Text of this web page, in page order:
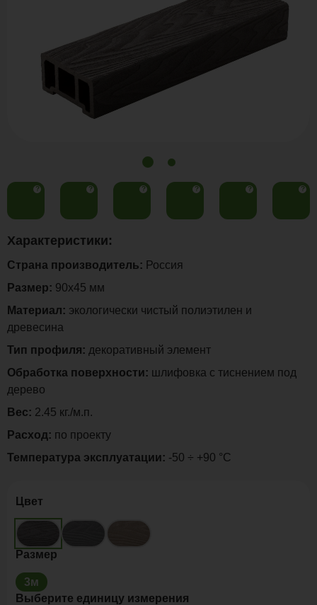
? ? ? ? ? ?
Цвет
Размер
3м
Выберите единицу измерения
Характеристики:
Страна производитель: Россия
Размер: 90х45 мм
Материал: экологически чистый полиэтилен и
древесина
Тип профиля: декоративный элемент
Обработка поверхности: шлифовка с тиснением под
дерево
Вес: 2.45 кг./м.п.
Расход: по проекту
Температура эксплуатации: -50 ÷ +90 °C